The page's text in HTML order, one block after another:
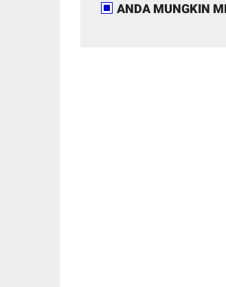
ANDA MUNGKIN